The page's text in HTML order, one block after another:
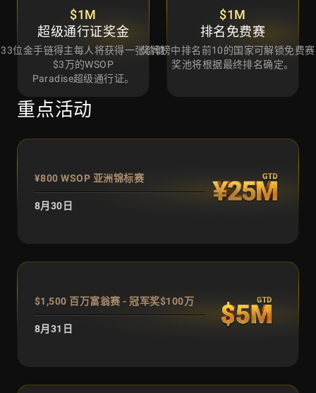
$1M
超级通行证奖金
33位金手链得主每人将获得一张价值
$3万的WSOP
Paradise超级通行证。
$1M
排名免费赛
奖牌榜中排名前10的国家可解锁免费
奖池将根据最终排名确定。
重点活动
¥800 WSOP 亚洲锦标赛
8月30日
$1,500 百万富翁赛 - 冠军奖$100万
8月31日